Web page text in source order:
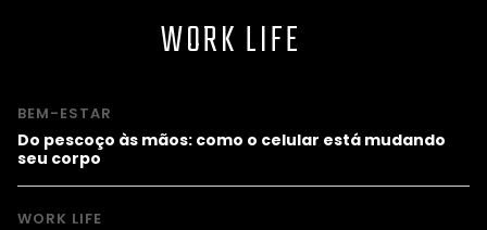
WORK LIFE
BEM-ESTAR
Do pescoço às mãos: como o celular está mudando
seu corpo
WORK LIFE